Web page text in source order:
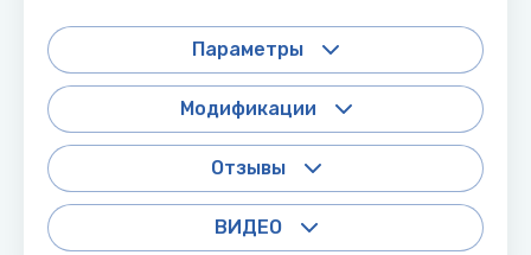
Параметры
Модификации
Отзывы
ВИДЕО